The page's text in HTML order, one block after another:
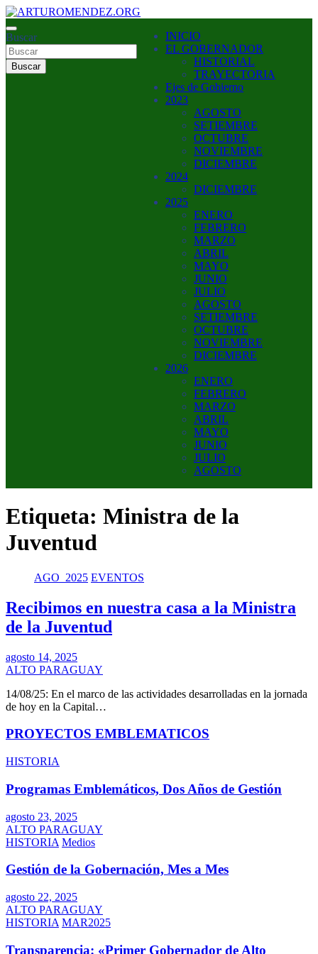
Saltar
al
contenido
ARTUROMENDEZ.ORG
ARTURO MENDEZ GOBERNADOR 2023
Buscar
Buscar
INICIO
EL GOBERNADOR
HISTORIAL
TRAYECTORIA
Ejes de Gobierno
2023
AGOSTO
SETIEMBRE
OCTUBRE
NOVIEMBRE
DICIEMBRE
2024
DICIEMBRE
2025
ENERO
FEBRERO
MARZO
ABRIL
MAYO
JUNIO
JULIO
AGOSTO
SETIEMBRE
OCTUBRE
NOVIEMBRE
DICIEMBRE
2026
ENERO
FEBRERO
MARZO
ABRIL
MAYO
JUNIO
JULIO
AGOSTO
Etiqueta: Ministra de la
Juventud
AGO_2025 EVENTOS
Recibimos en nuestra casa a la Ministra
de la Juventud
agosto 14, 2025
ALTO PARAGUAY
14/08/25: En el marco de las actividades desarrolladas en la jornada
de hoy en la Capital…
PROYECTOS EMBLEMATICOS
HISTORIA
Programas Emblemáticos, Dos Años de Gestión
agosto 23, 2025
ALTO PARAGUAY
HISTORIA Medios
Gestión de la Gobernación, Mes a Mes
agosto 22, 2025
ALTO PARAGUAY
HISTORIA MAR2025
Transparencia: «Primer Gobernador de Alto